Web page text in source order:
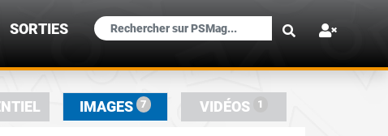
×
SORTIES
IMAGES 7 VIDÉOS 1